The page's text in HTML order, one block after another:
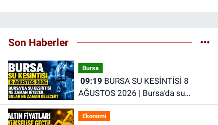
Son Haberler
Bursa
09:19
AĞUSTOS 2026 | Bursa'da su
kesintisi ne zaman bitecek, sular ne
zaman gelecek?
Ekonomi